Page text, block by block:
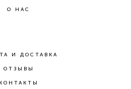
О НАС
И ДОСТАВКА
ОТЗЫВЫ
КОНТАКТЫ